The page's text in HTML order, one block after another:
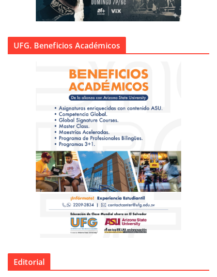
UFG. Beneficios Académicos
Editorial